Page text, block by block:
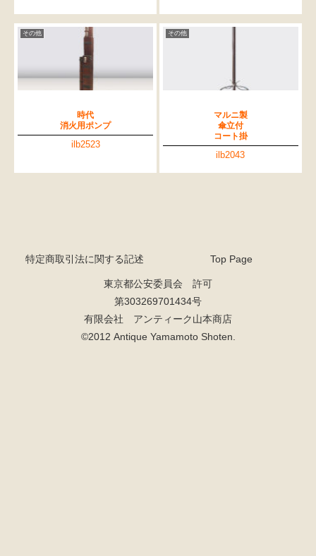
その他
時代
消火用ポンプ
ilb2523
その他
マルニ製
傘立付
コート掛
ilb2043
特定商取引法に関する記述 Top Page
東京都公安委員会 許可
第303269701434号
有限会社 アンティーク山本商店
©2012 Antique Yamamoto Shoten.